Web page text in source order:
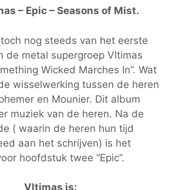
– Epic – Seasons of Mist.
nog steeds van het eerste
de metal supergroep Vltimas
Wicked Marches In”. Wat
wisselwerking tussen de heren
en Mounier. Dit album
muziek van de heren. Na de
( waarin de heren hun tijd
aan het schrijven) is het
hoofdstuk twee “Epic”.
Vltimas is: